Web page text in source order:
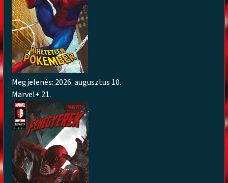
Megjelenés: 2026. augusztus 10.
Marvel+ 21.